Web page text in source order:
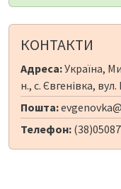
КОНТАКТИ
Адреса:Україна,
н., с. Євгенівка,
Пошта:
Телефон: